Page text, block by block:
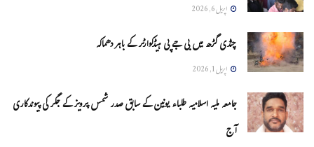
اپریل 6, 2026
چنڈی گڑھ میں بی جے پی ہیڈکوارٹر کے باہر دھماکہ
اپریل 1, 2026
جامعہ ملیہ اسلامیہ طلباء یونین کے سابق صدر شمس پرویز کے جگر کی پیوندکاری
آج